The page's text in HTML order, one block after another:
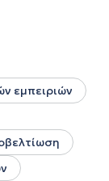
εμπειριών